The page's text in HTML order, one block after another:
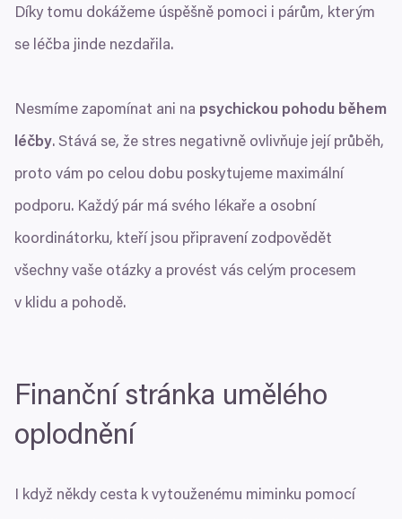
Díky tomu dokážeme úspěšně pomoci i párům, kterým
se léčba jinde nezdařila.
Nesmíme zapomínat ani na psychickou pohodu během
léčby. Stává se, že stres negativně ovlivňuje její průběh,
proto vám po celou dobu poskytujeme maximální
podporu. Každý pár má svého lékaře a osobní
koordinátorku, kteří jsou připravení zodpovědět
všechny vaše otázky a provést vás celým procesem
v klidu a pohodě.
Finanční stránka umělého
oplodnění
I když někdy cesta k vytouženému miminku pomocí